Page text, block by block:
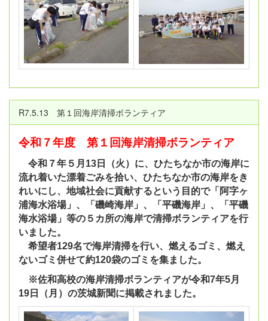
R7.5.13 第１回海岸清掃ボランティア
令和７年度 第１回海岸清掃ボランティア
令和７年５月13日（火）に、 ひたちなか市の海岸に
流れ着いた漂着ごみを拾い、ひたちなか市の海岸をき
れいにし、地域社会に貢献するという目的で「阿字ヶ
浦海水浴場」、「磯崎海岸」、「平磯海岸」、「平磯
海水浴場」等の５カ所の海岸で清掃ボランティアを行
いました。
希望者129名で海岸清掃を行い、燃えるゴミ、燃え
ないゴミ併せて約120袋のゴミを集ました。
※佐和高校の海岸清掃ボランティアが令和7年5月
19日（月）の茨城新聞に掲載されました。